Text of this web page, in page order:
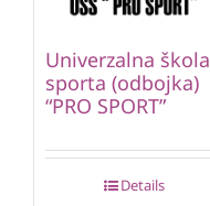
Univerzalna škola
sporta (odbojka)
“PRO SPORT”
Details